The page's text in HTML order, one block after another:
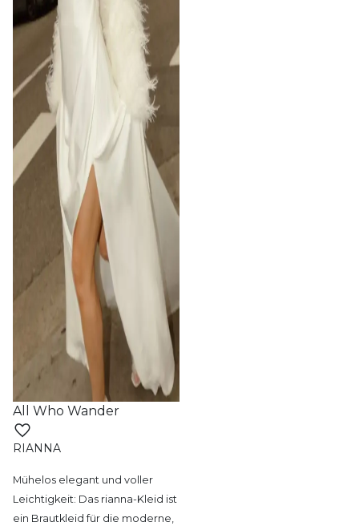
All Who Wander
RIANNA
Mühelos elegant und voller
Leichtigkeit: Das rianna-Kleid ist
ein Brautkleid für die moderne,